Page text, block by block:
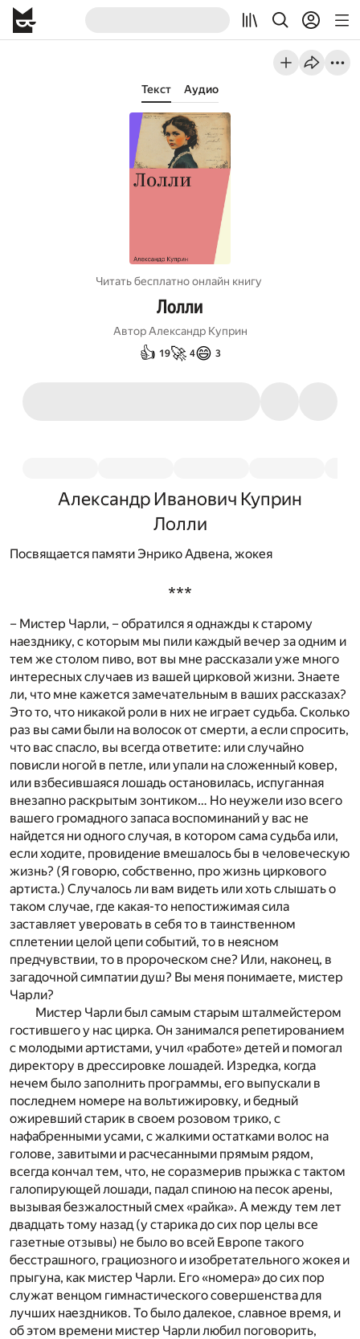
Текст Аудио
Читать бесплатно онлайн книгу
Лолли
Автор Александр Куприн
👍 19🚀 4😄 3
Александр Иванович Куприн
Лолли
Посвящается памяти Энрико Адвена, жокея
***
– Мистер Чарли, – обратился я однажды к старому
наезднику, с которым мы пили каждый вечер за одним и
тем же столом пиво, вот вы мне рассказали уже много
интересных случаев из вашей цирковой жизни. Знаете
ли, что мне кажется замечательным в ваших рассказах?
Это то, что никакой роли в них не играет судьба. Сколько
раз вы сами были на волосок от смерти, а если cпросить,
что вас спасло, вы всегда ответите: или случайно
повисли ногой в петле, или упали на сложенный ковер,
или взбесившаяся лошадь остановилась, испуганная
внезапно раскрытым зонтиком… Но неужели изо всего
вашего громадного запаса воспоминаний у вас не
найдется ни одного случая, в котором сама судьба или,
если ходите, провидение вмешалось бы в человеческую
жизнь? (Я говорю, собственно, про жизнь циркового
артиста.) Случалось ли вам видеть или хоть слышать о
таком случае, где какая-то непостижимая сила
заставляет уверовать в себя то в таинственном
сплетении целой цепи событий, то в неясном
предчувствии, то в пророческом сне? Или, наконец, в
загадочной симпатии душ? Вы меня понимаете, мистер
Чарли?
Мистер Чарли был самым старым шталмейстером
гостившего у нас цирка. Он занимался репетированием
с молодыми артистами, учил «работе» детей и помогал
директору в дрессировке лошадей. Изредка, когда
нечем было заполнить программы, его выпускали в
последнем номере на вольтижировку, и бедный
ожиревший старик в своем розовом трико, с
нафабренными усами, с жалкими остатками волос на
голове, завитыми и расчесанными прямым рядом,
всегда кончал тем, что, не соразмерив прыжка с тактом
галопирующей лошади, падал спиною на песок арены,
вызывая безжалостный смех «райка». А между тем лет
двадцать тому назад (у старика до сих пор целы все
газетные отзывы) не было во всей Европе такого
бесстрашного, грациозного и изобретательного жокея и
прыгуна, как мистер Чарли. Его «номера» до сих пор
служат венцом гимнастического совершенства для
лучших наездников. То было далекое, славное время, и
об этом времени мистер Чарли любил поговорить,